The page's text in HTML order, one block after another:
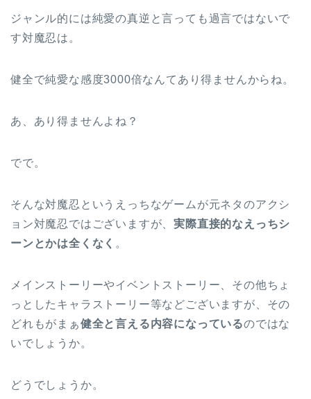
ジャンル的には純愛の真逆と言っても過言ではないで
す対魔忍は。
健全で純愛な感度3000倍なんてあり得ませんからね。
あ、あり得ませんよね？
でで。
そんな対魔忍というえっちなゲームが元ネタのアクシ
ョン対魔忍ではございますが、実際直接的なえっちシ
ーンとかは全くなく 。
メインストーリーやイベントストーリー、その他ちょ
っとしたキャラストーリー等などございますが、その
どれもがまぁ健全と言える内容になっているのではな
いでしょうか。
どうでしょうか。